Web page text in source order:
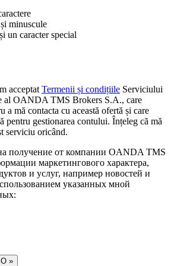
minuscule
un caracter special
acceptat Termenii și condițiile Serviciului
al OANDA TMS Brokers S.A., care
a mă contacta cu această ofertă și care
pentru gestionarea contului. Înțeleg că mă
serviciu oricând.
получение от компании OANDA TMS
маркетингового характера,
и услуг, например новостей и
указанных мной
»